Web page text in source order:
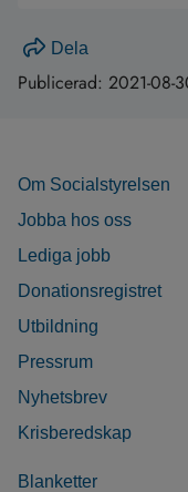
Dela
Publicerad: 2021-08-
Om Socialstyrelsen
Jobba hos oss
Lediga jobb
Donationsregistret
Utbildning
Pressrum
Nyhetsbrev
Krisberedskap
Blanketter